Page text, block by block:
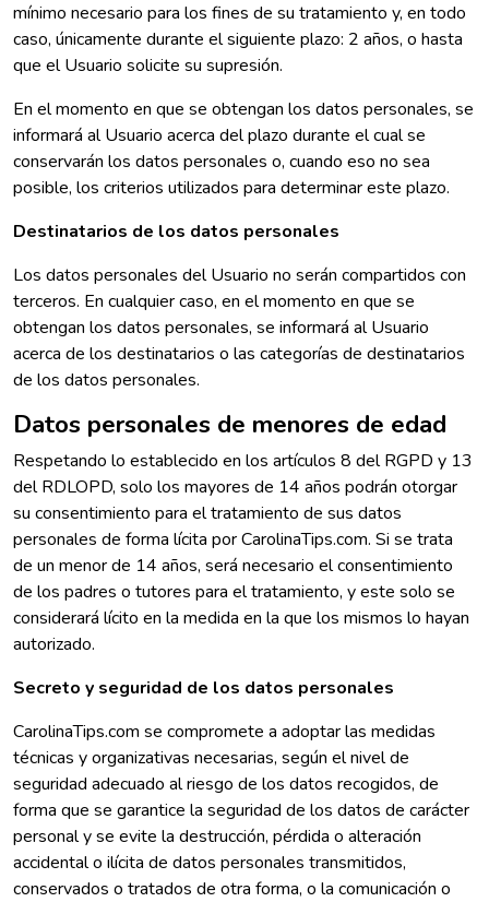
mínimo necesario para los fines de su tratamiento y, en todo
caso, únicamente durante el siguiente plazo: 2 años, o hasta
que el Usuario solicite su supresión.
En el momento en que se obtengan los datos personales, se
informará al Usuario acerca del plazo durante el cual se
conservarán los datos personales o, cuando eso no sea
posible, los criterios utilizados para determinar este plazo.
Destinatarios de los datos personales
Los datos personales del Usuario no serán compartidos con
terceros. En cualquier caso, en el momento en que se
obtengan los datos personales, se informará al Usuario
acerca de los destinatarios o las categorías de destinatarios
de los datos personales.
Datos personales de menores de edad
Respetando lo establecido en los artículos 8 del RGPD y 13
del RDLOPD, solo los mayores de 14 años podrán otorgar
su consentimiento para el tratamiento de sus datos
personales de forma lícita por CarolinaTips.com. Si se trata
de un menor de 14 años, será necesario el consentimiento
de los padres o tutores para el tratamiento, y este solo se
considerará lícito en la medida en la que los mismos lo hayan
autorizado.
Secreto y seguridad de los datos personales
CarolinaTips.com se compromete a adoptar las medidas
técnicas y organizativas necesarias, según el nivel de
seguridad adecuado al riesgo de los datos recogidos, de
forma que se garantice la seguridad de los datos de carácter
personal y se evite la destrucción, pérdida o alteración
accidental o ilícita de datos personales transmitidos,
conservados o tratados de otra forma, o la comunicación o